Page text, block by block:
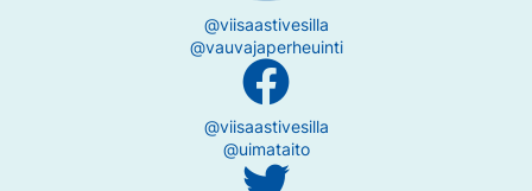
@viisaastivesilla
@vauvajaperheuinti
@viisaastivesilla
@uimataito